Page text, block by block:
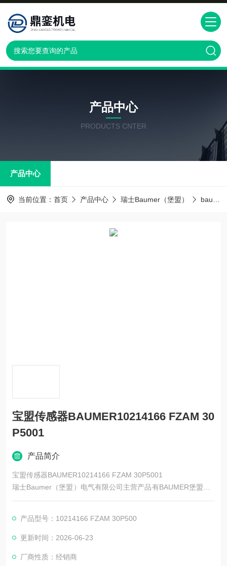
产品中心
PRODUCTS CNTER
产品中心
当前位置： 首页 产品中心 瑞士Baumer（堡盟） baumer传感器
宝盟传感器BAUMER10214166 FZAM 30
P5001
产品简介
宝盟传感器BAUMER10214166 FZAM 30P5001
瑞士Baumer（堡盟）电气有限公司主营产品有BAUMER堡盟、B
AUMER编码器、BAUMER传感器、BAUMER控制器、BAUMER
ER光电开关、BAUMER限位开关、BAUMER放大器、BAUMER
变送器、BAUMER安全栅等。
产品型号：10214166 FZAM 30P500
更新时间：2026-06-23
厂商性质：经销商